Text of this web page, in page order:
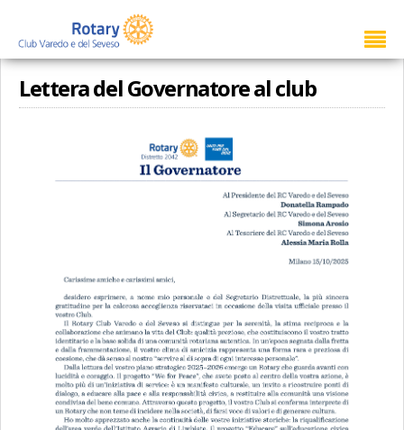
Lettera del Governatore al club